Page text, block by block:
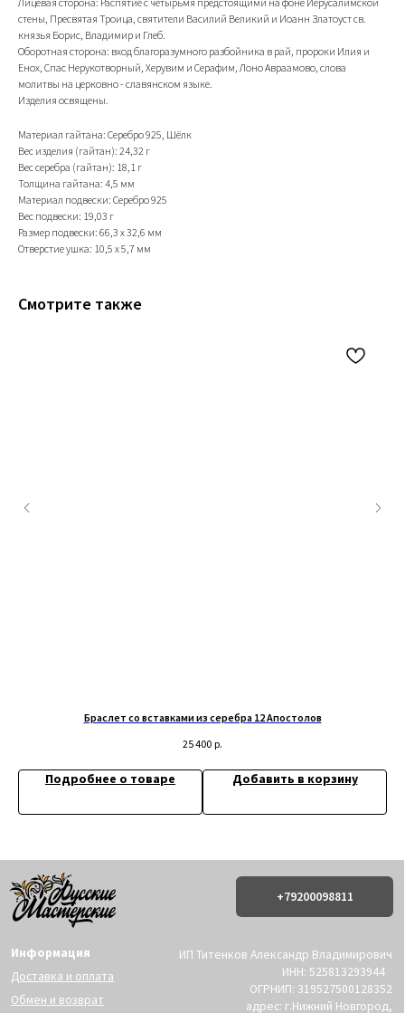
стены, Пресвятая Троица, святители Василий Великий и Иоанн Златоуст св.
князья Борис, Владимир и Глеб.
Оборотная сторона: вход благоразумного разбойника в рай, пророки Илия и
Енох, Спас Нерукотворный, Херувим и Серафим, Лоно Авраамово, слова
молитвы на церковно - славянском языке.
Изделия освящены.
Материал гайтана: Серебро 925, Шёлк
Вес изделия (гайтан): 24,32 г
Вес серебра (гайтан): 18,1 г
Толщина гайтана: 4,5 мм
Материал подвески: Серебро 925
Вес подвески: 19,03 г
Размер подвески: 66,3 х 32,6 мм
Отверстие ушка: 10,5 х 5,7 мм
Смотрите также
Браслет со вставками из серебра 12 Апостолов
25 400 р.
Подробнее о товаре Добавить в корзину
Доставка и оплата